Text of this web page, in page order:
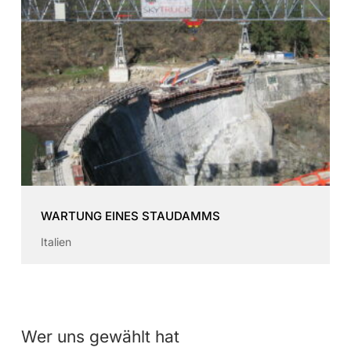
WARTUNG EINES STAUDAMMS
Italien
Wer uns gewählt hat